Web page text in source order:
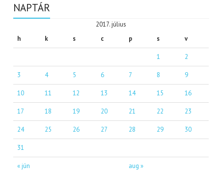
NAPTÁR
2017. július
h
k s c p s v
« jún aug »
1 2
3 4 5 6 7 8 9
10 11 12 13 14 15 16
17 18 19 20 21 22 23
24 25 26 27 28 29 30
31